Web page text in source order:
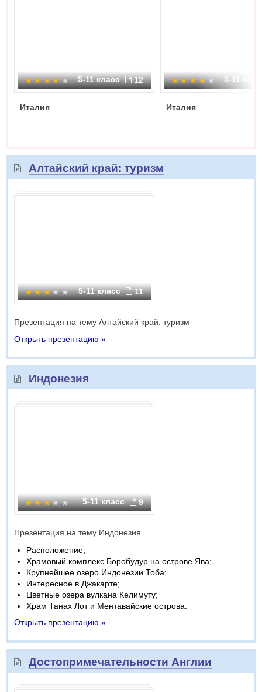
5-11 класс 12
Италия
5-11
Италия
Алтайский край: туризм
5-11 класс 11
Презентация на тему Алтайский край: туризм
Открыть презентацию »
Индонезия
5-11 класс 9
Презентация на тему Индонезия
Расположение;
Храмовый комплекс Боробудур на острове Ява;
Крупнейшее озеро Индонезии Тоба;
Интересное в Джакарте;
Цветные озера вулкана Келимуту;
Храм Танах Лот и Ментавайские острова.
Открыть презентацию »
Достопримечательности Англии